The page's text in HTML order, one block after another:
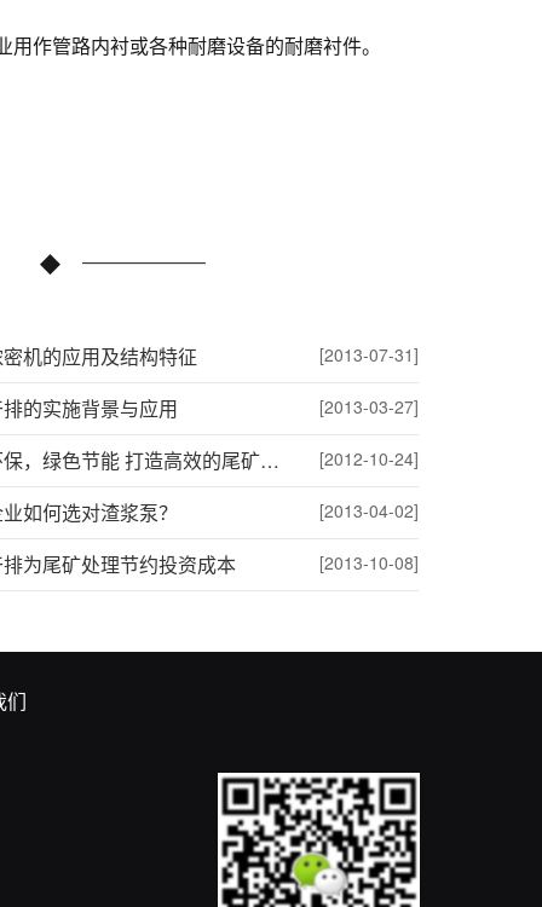
作管路内衬或各种耐磨设备的耐磨衬件。
机的应用及结构特征 [2013-07-31]
的实施背景与应用 [2013-03-27]
安全环保，绿色节能 打造高效的尾矿处理方案 [2012-10-24]
如何选对渣浆泵？ [2013-04-02]
为尾矿处理节约投资成本 [2013-10-08]
们